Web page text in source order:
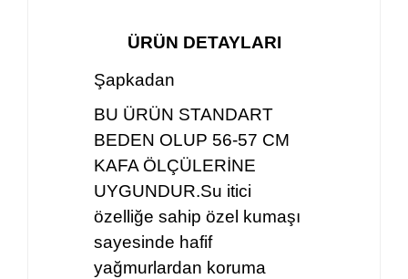
ÜRÜN DETAYLARI
Şapkadan
BU ÜRÜN STANDART
BEDEN OLUP 56-57 CM
KAFA ÖLÇÜLERİNE
UYGUNDUR.Su itici
özelliğe sahip özel kumaşı
sayesinde hafif
yağmurlardan koruma